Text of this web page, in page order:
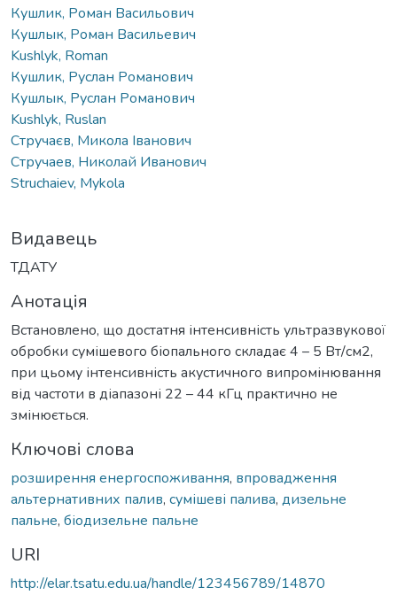
Кушлик, Роман Васильович
Кушлык, Роман Васильевич
Kushlyk, Roman
Кушлик, Руслан Романович
Кушлык, Руслан Романович
Kushlyk, Ruslan
Стручаєв, Микола Іванович
Стручаев, Николай Иванович
Struchaiev, Mykola
Видавець
ТДАТУ
Анотація
Встановлено, що достатня інтенсивність ультразвукової
обробки сумішевого біопального складає 4 – 5 Вт/см2,
при цьому інтенсивність акустичного випромінювання
від частоти в діапазоні 22 – 44 кГц практично не
змінюється.
Ключові слова
розширення енергоспоживання, впровадження
альтернативних палив, сумішеві палива, дизельне
пальне, біодизельне пальне
URI
http://elar.tsatu.edu.ua/handle/123456789/14870